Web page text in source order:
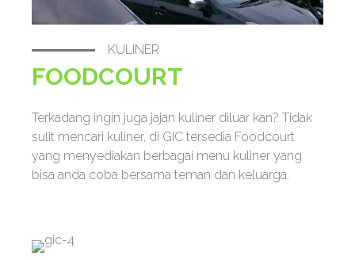
KULINER
FOODCOURT
Terkadang ingin juga jajan kuliner diluar kan? Tidak
sulit mencari kuliner, di GIC tersedia Foodcourt
yang menyediakan berbagai menu kuliner yang
bisa anda coba bersama teman dan keluarga.